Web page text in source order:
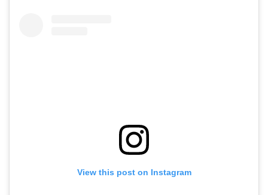
View this post on Instagram